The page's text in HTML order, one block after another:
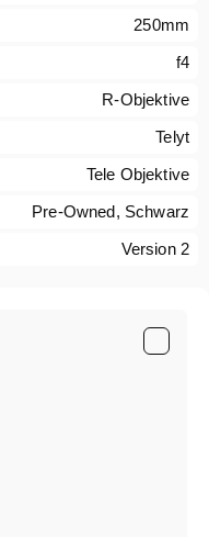
250mm
f4
R-Objektive
Telyt
Tele Objektive
Pre-Owned, Schwarz
Version 2